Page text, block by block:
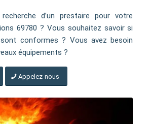
d’un prestaire pour votre
69780 ? Vous souhaitez savoir si
conformes ? Vous avez besoin
équipements ?
Appelez-nous